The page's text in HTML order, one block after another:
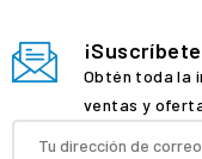
Obtén toda la
ventas y